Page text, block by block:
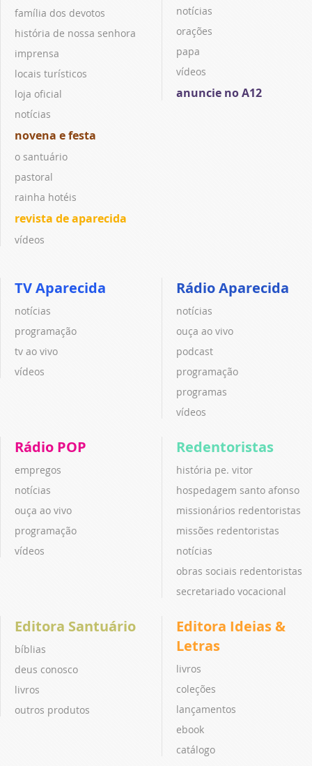
família dos devotos
história de nossa senhora
imprensa
locais turísticos
loja oficial
notícias
novena e festa
o santuário
pastoral
rainha hotéis
revista de aparecida
vídeos
notícias
orações
papa
vídeos
anuncie no A12
TV Aparecida
notícias
programação
tv ao vivo
vídeos
Rádio Aparecida
notícias
ouça ao vivo
podcast
programação
programas
vídeos
Rádio POP
empregos
notícias
ouça ao vivo
programação
vídeos
Redentoristas
história pe. vitor
hospedagem santo afonso
missionários redentoristas
missões redentoristas
notícias
obras sociais redentoristas
secretariado vocacional
Editora Santuário
bíblias
deus conosco
livros
outros produtos
Editora Ideias &
Letras
livros
coleções
lançamentos
ebook
catálogo